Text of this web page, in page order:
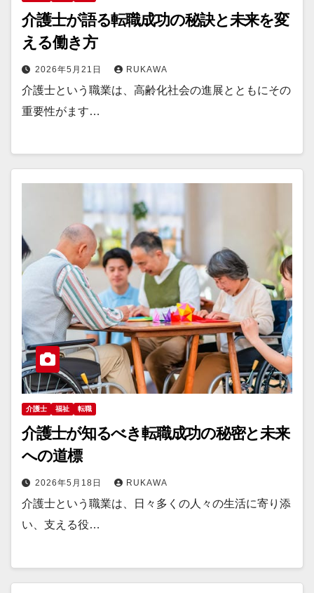
介護士が語る転職成功の秘訣と未来を変
える働き方
2026年5月21日 RUKAWA
介護士という職業は、高齢化社会の進展とともにその
重要性がます…
介護士 福祉 転職
介護士が知るべき転職成功の秘密と未来
への道標
2026年5月18日 RUKAWA
介護士という職業は、日々多くの人々の生活に寄り添
い、支える役…